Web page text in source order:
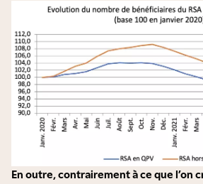
En outre, contrairement à ce que l’on